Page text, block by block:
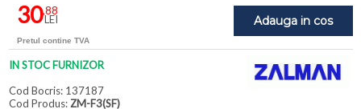
Adauga in cos
30,88
LEI
Pretul contine TVA
IN STOC FURNIZOR
Cod Bocris: 137187
Cod Produs:ZM-F3(SF)